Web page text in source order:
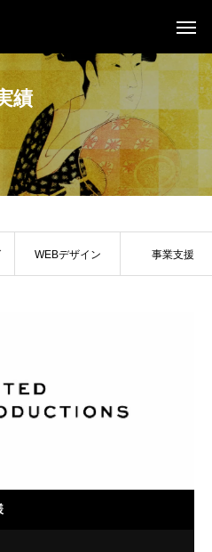
績
WEBデザイン 事業支援